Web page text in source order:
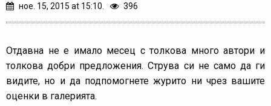
ное. 15, 2015 at 15:10. 396
Отдавна не е имало месец с толкова много автори и
толкова добри предложения. Струва си не само да ги
видите, но и да подпомогнете журито ни чрез вашите
оценки в галерията.